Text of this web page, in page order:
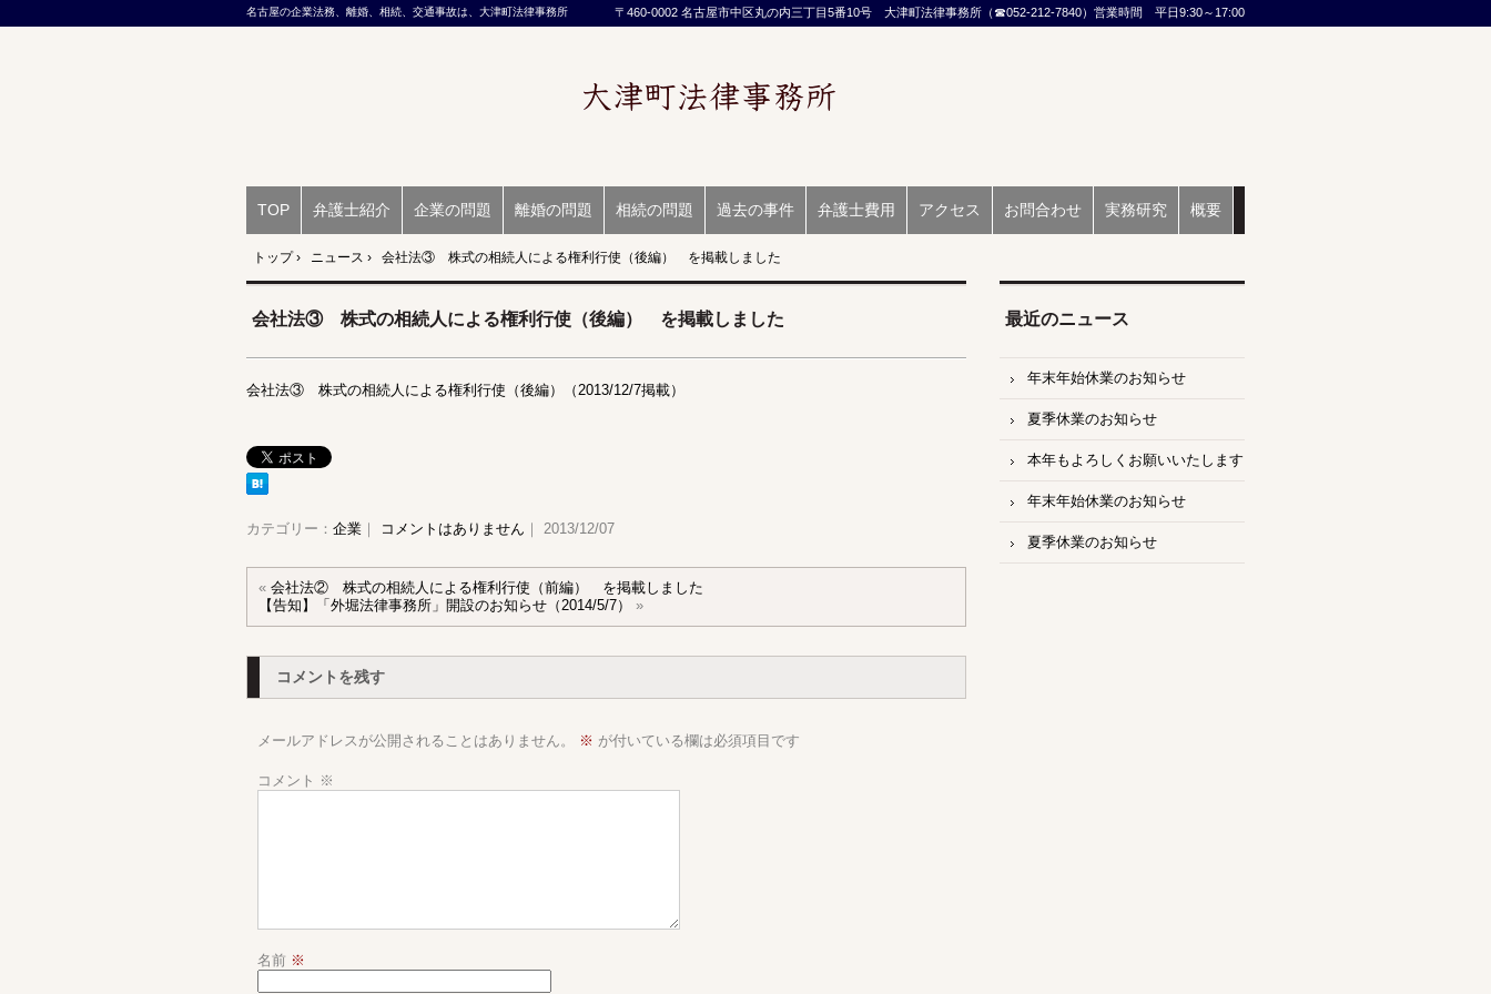
名古屋の企業法務、離婚、相続、交通事故は、大津町法律事務所 〒460-0002 名古屋市中区丸の内三丁目5番10号 大津町法律事務所（☎052-212-7840）営業時間 平日9:30～17:00
TOP 弁護士紹介 企業の問題 離婚の問題 相続の問題 過去の事件 弁護士費用 アクセス お問合わせ 実務研究 概要
トップ› ニュース › 会社法③ 株式の相続人による権利行使（後編） を掲載しました
会社法③ 株式の相続人による権利行使（後編） を掲載しました
会社法③ 株式の相続人による権利行使（後編） （2013/12/7掲載）
カテゴリー： 企業 コメントはありません ｜ 2013/12/07
« 会社法② 株式の相続人による権利行使（前編） を掲載しました
【告知】「外堀法律事務所」開設のお知らせ（2014/5/7）
»
コメントを残す
メールアドレスが公開されることはありません。 ※ が付いている欄は必須項目です
コメント ※
名前 ※
最近のニュース
年末年始休業のお知らせ
夏季休業のお知らせ
本年もよろしくお願いいたします
年末年始休業のお知らせ
夏季休業のお知らせ